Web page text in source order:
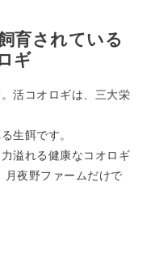
育されている
ギ
活コオロギは、三大栄
生餌です。
溢れる健康なコオロギ
月夜野ファームだけで